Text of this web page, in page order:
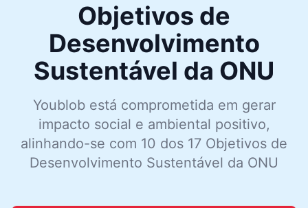
Objetivos de
Desenvolvimento
Sustentável da ONU
Youblob está comprometida em gerar
impacto social e ambiental positivo,
alinhando-se com 10 dos 17 Objetivos de
Desenvolvimento Sustentável da ONU